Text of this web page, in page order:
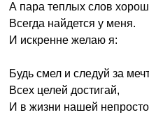
А пара теплых слов
Всегда найдется у меня.
И искренне желаю я:
Будь смел и следуй за
Всех целей достигай,
И в жизни нашей